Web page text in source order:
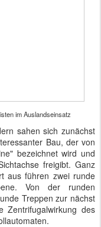
im Auslandseinsatz
sahen sich zunächst
Bau, der von
bezeichnet wird und
freigibt. Ganz
aus führen zwei runde
Von der runden
Treppen zur nächst
des